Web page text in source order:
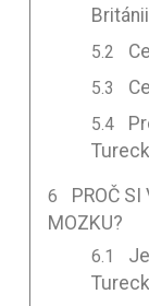
Británii
PROČ SI
MOZKU?